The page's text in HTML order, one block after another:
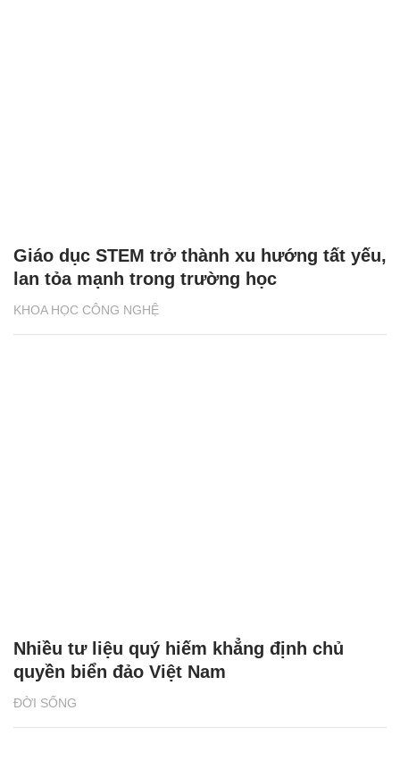
KHOA HỌC CÔNG NGHỆ
Giáo dục STEM trở thành xu hướng tất yếu,
lan tỏa mạnh trong trường học
ĐỜI SỐNG
Nhiều tư liệu quý hiếm khẳng định chủ
quyền biển đảo Việt Nam